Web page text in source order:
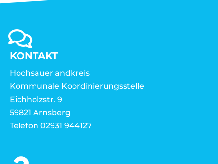
KONTAKT
Hochsauerlandkreis
Kommunale Koordinierungsstelle
Eichholzstr. 9
59821 Arnsberg
Telefon 02931 944127